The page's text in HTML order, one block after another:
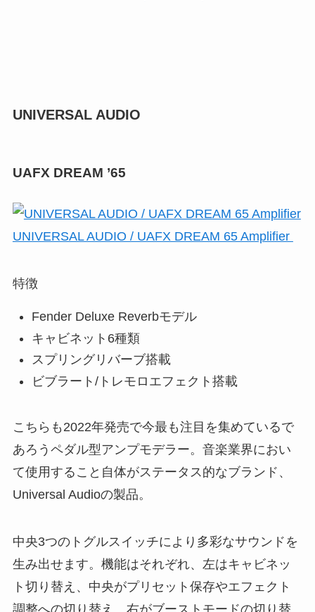
UNIVERSAL AUDIO
UAFX DREAM ’65
UNIVERSAL AUDIO / UAFX DREAM 65 Amplifier
特徴
Fender Deluxe Reverbモデル
キャビネット6種類
スプリングリバーブ搭載
ビブラート/トレモロエフェクト搭載
こちらも2022年発売で今最も注目を集めているで
あろうペダル型アンプモデラー。音楽業界におい
て使用すること自体がステータス的なブランド、
Universal Audioの製品。
中央3つのトグルスイッチにより多彩なサウンドを
生み出せます。機能はそれぞれ、左はキャビネッ
ト切り替え、中央がプリセット保存やエフェクト